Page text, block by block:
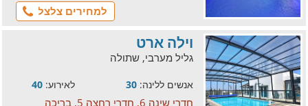
למחירים צלצל
וילה ארט
גליל מערבי, שתולה
אנשים ללינה: 30 לאירוע: 40
חדרי שינה 6, חדרי רחצה 5, בריכה